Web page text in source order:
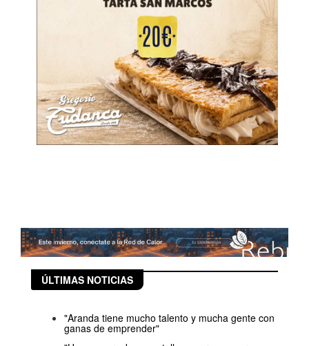
ÚLTIMAS NOTICIAS
"Aranda tiene mucho talento y mucha gente con
ganas de emprender"